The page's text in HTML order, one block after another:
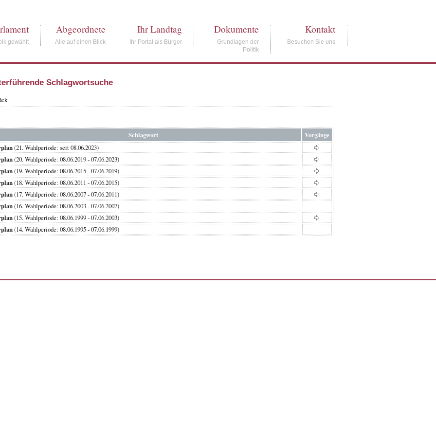
gewählt
Abgeordnete
Alle auf einen Blick
Ihr Landtag
Ihr Portal als Bürger
Dokumente
Grundlagen der
Politik
Kontakt
Besuchen Sie uns
Schlagwortsuche
Schlagwort
Vorgänge
(21. Wahlperiode: seit 08.06.2023)
(20. Wahlperiode: 08.06.2019 - 07.06.2023)
(19. Wahlperiode: 08.06.2015 - 07.06.2019)
(18. Wahlperiode: 08.06.2011 - 07.06.2015)
(17. Wahlperiode: 08.06.2007 - 07.06.2011)
(16. Wahlperiode: 08.06.2003 - 07.06.2007)
(15. Wahlperiode: 08.06.1999 - 07.06.2003)
(14. Wahlperiode: 08.06.1995 - 07.06.1999)